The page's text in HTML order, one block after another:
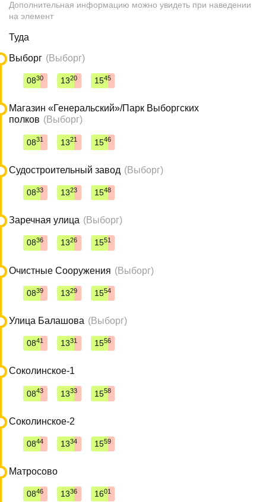
Дополнительная информацию можно увидеть при наведении
на элемент
Туда
Выборг (Выборг)
0830 1320 1545
Магазин «Генеральский»/Парк Выборгских
полков (Выборг)
0831 1321 1546
Судостроительный завод (Выборг)
0833 1323 1548
Заречная улица (Выборг)
0836 1326 1551
Очистные Сооружения (Выборг)
0839 1329 1554
Улица Балашова (Выборг)
0841 1331 1556
Соколинское-1
0843 1333 1558
Соколинское-2
0844 1334 1559
Матросово
0846 1336 1601